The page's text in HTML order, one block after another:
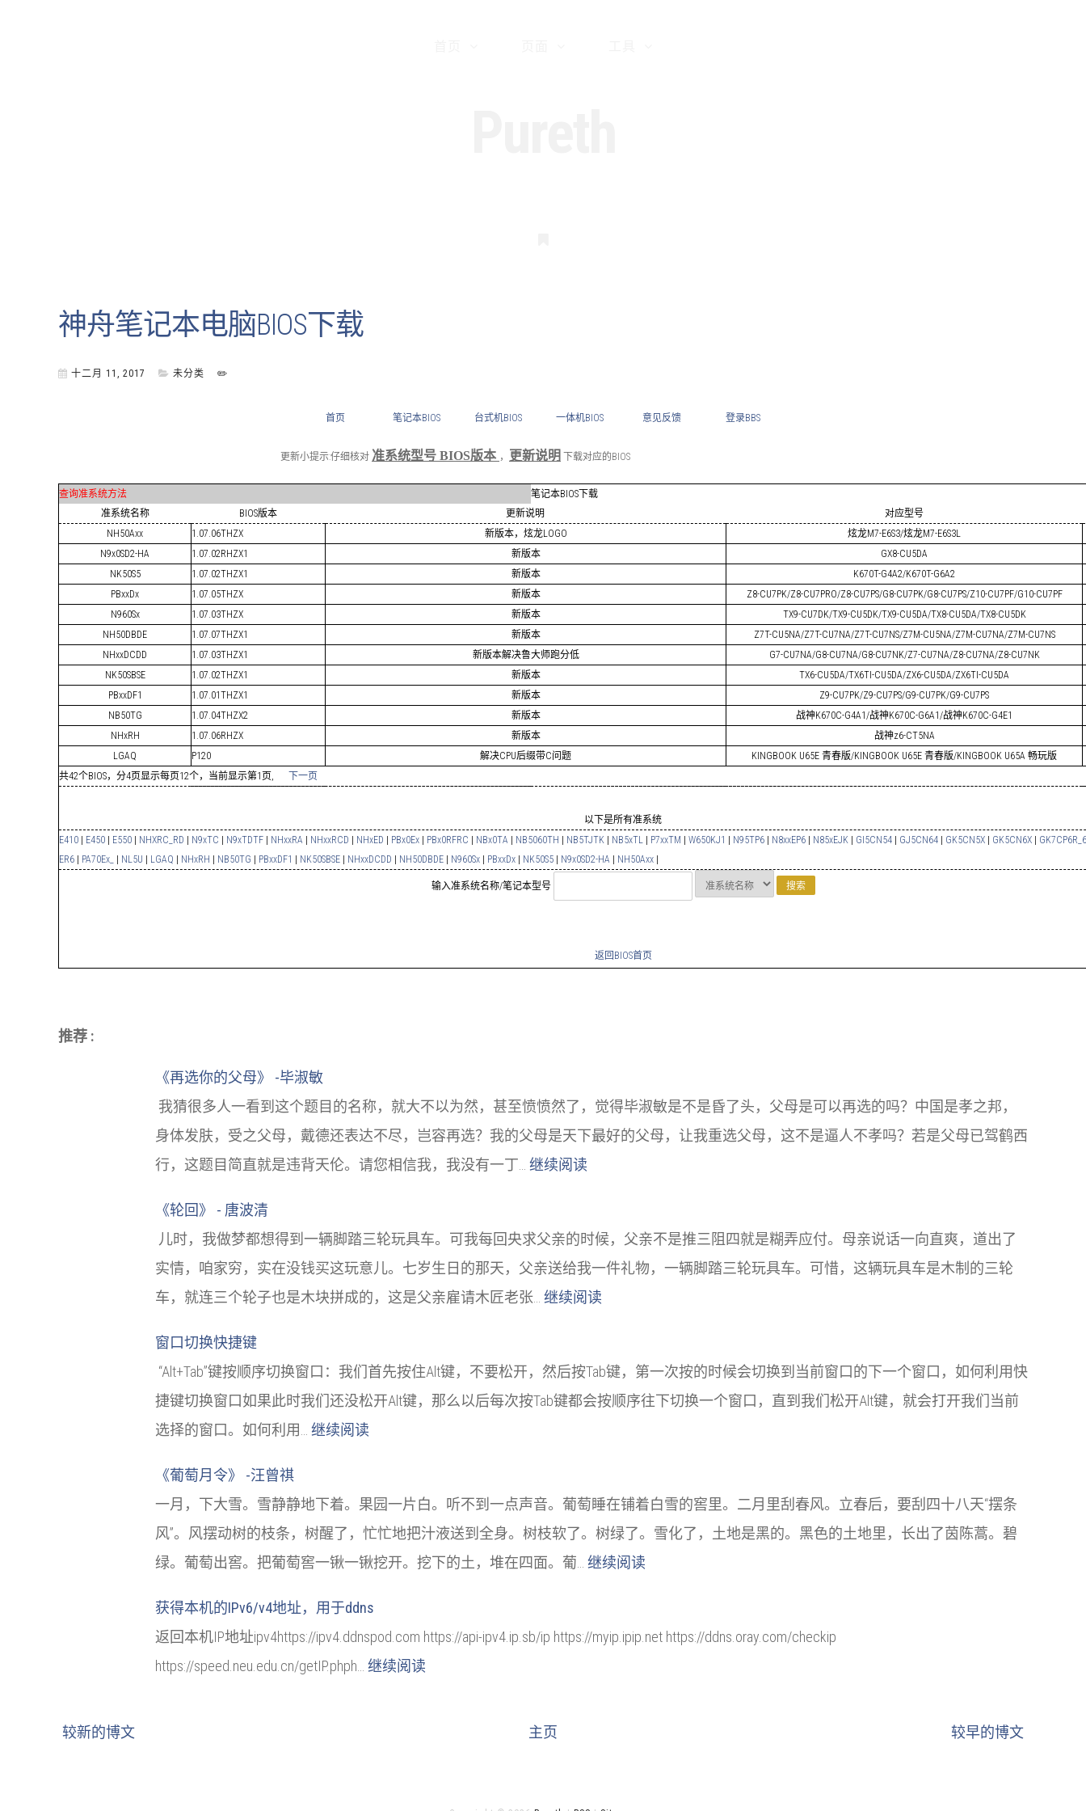
神舟笔记本电脑BIOS下载
十二月 11, 2017 未分类 ✏️
首页 笔记本BIOS 台式机BIOS 一体机BIOS 意见反馈 登录BBS
更新小提示:仔细核对 准系统型号 BIOS版本 ， 更新说明 下载对应的BIOS
查询准系统方法
笔记本BIOS下载
准系统名称
BIOS版本 更新说明
对应型号
NH50Axx
1.07.06THZX 新版本，炫龙LOGO
炫龙M7-E6S3/炫龙M7-E6S3L
N9x0SD2-HA
1.07.02RHZX1 新版本
GX8-CU5DA
NK50S5
1.07.02THZX1 新版本
K670T-G4A2/K670T-G6A2
PBxxDx
1.07.05THZX 新版本
Z8-CU7PK/Z8-CU7PRO/Z8-CU7PS/G8-CU7PK/G8-CU7PS/Z10-CU7PF/G10-CU7PF
N960Sx
1.07.03THZX 新版本
TX9-CU7DK/TX9-CU5DK/TX9-CU5DA/TX8-CU5DA/TX8-CU5DK
NH50DBDE
1.07.07THZX1 新版本
Z7T-CU5NA/Z7T-CU7NA/Z7T-CU7NS/Z7M-CU5NA/Z7M-CU7NA/Z7M-CU7NS
NHxxDCDD
1.07.03THZX1 新版本解决鲁大师跑分低
G7-CU7NA/G8-CU7NA/G8-CU7NK/Z7-CU7NA/Z8-CU7NA/Z8-CU7NK
NK50SBSE
1.07.02THZX1 新版本
TX6-CU5DA/TX6TI-CU5DA/ZX6-CU5DA/ZX6TI-CU5DA
PBxxDF1
1.07.01THZX1 新版本
Z9-CU7PK/Z9-CU7PS/G9-CU7PK/G9-CU7PS
NB50TG
1.07.04THZX2 新版本
战神K670C-G4A1/战神K670C-G6A1/战神K670C-G4E1
NHxRH
1.07.06RHZX 新版本
战神z6-CT5NA
LGAQ
P120 解决CPU后缀带C问题
KINGBOOK U65E 青春版/KINGBOOK U65E 青春版/KINGBOOK U65A 畅玩版
共42个BIOS，分4页显示每页12个，当前显示第1页,
下一页
以下是所有准系统
E410
E450 E550 NHXRC_RD N9xTC N9xTDTF NHxxRA NHxxRCD NHxED PBx0Ex PBx0RFRC NBx0TA NB5060TH NB5TJTK NB5xTL P7xxTM W650KJ1 N95TP6 N8xxEP6 N85xEJK GI5CN54 GJ5CN64 GK5CN5X GK5CN6X
ER6
PA70Ex_ NL5U LGAQ NHxRH NB50TG PBxxDF1 NK50SBSE NHxxDCDD NH50DBDE N960Sx PBxxDx NK50S5 N9x0SD2-HA NH50Axx
输入准系统名称/笔记本型号
返回BIOS首页
推荐 :
《再选你的父母》 -毕淑敏
我猜很多人一看到这个题目的名称，就大不以为然，甚至愤愤然了，觉得毕淑敏是不是昏了头，父母是可以再选的吗？中国是孝之邦，
身体发肤，受之父母，戴德还表达不尽，岂容再选？我的父母是天下最好的父母，让我重选父母，这不是逼人不孝吗？若是父母已驾鹤西
行，这题目简直就是违背天伦。请您相信我，我没有一丁… 继续阅读
《轮回》 - 唐波清
儿时，我做梦都想得到一辆脚踏三轮玩具车。可我每回央求父亲的时候，父亲不是推三阻四就是糊弄应付。母亲说话一向直爽，道出了
实情，咱家穷，实在没钱买这玩意儿。七岁生日的那天，父亲送给我一件礼物，一辆脚踏三轮玩具车。可惜，这辆玩具车是木制的三轮
车，就连三个轮子也是木块拼成的，这是父亲雇请木匠老张… 继续阅读
窗口切换快捷键
“Alt+Tab”键按顺序切换窗口：我们首先按住Alt键，不要松开，然后按Tab键，第一次按的时候会切换到当前窗口的下一个窗口，如何利用快
捷键切换窗口如果此时我们还没松开Alt键，那么以后每次按Tab键都会按顺序往下切换一个窗口，直到我们松开Alt键，就会打开我们当前
选择的窗口。如何利用… 继续阅读
《葡萄月令》 -汪曾祺
一月，下大雪。雪静静地下着。果园一片白。听不到一点声音。葡萄睡在铺着白雪的窖里。二月里刮春风。立春后，要刮四十八天“摆条
风”。风摆动树的枝条，树醒了，忙忙地把汁液送到全身。树枝软了。树绿了。雪化了，土地是黑的。黑色的土地里，长出了茵陈蒿。碧
绿。葡萄出窖。把葡萄窖一锹一锹挖开。挖下的土，堆在四面。葡… 继续阅读
获得本机的IPv6/v4地址，用于ddns
返回本机IP地址ipv4https://ipv4.ddnspod.com https://api-ipv4.ip.sb/ip https://myip.ipip.net https://ddns.oray.com/checkip
https://speed.neu.edu.cn/getIP.phph… 继续阅读
较新的博文 较早的博文
主页